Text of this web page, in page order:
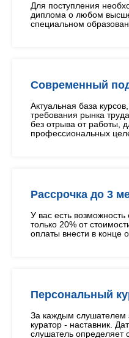
Для поступления
диплома о любом
специальном
Современный
Актуальная база
требования рынка
без отрыва от работы,
профессиональных
Рассрочка до 3
У вас есть
только 20% от
оплаты внести в конце
Персональный
За каждым слушателем
куратор - наставник.
слушатель определяет